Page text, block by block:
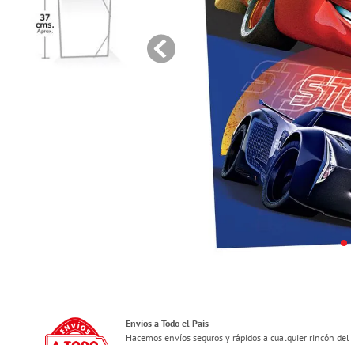
Envíos a Todo el País
Hacemos envíos seguros y rápidos a cualquier rincón del